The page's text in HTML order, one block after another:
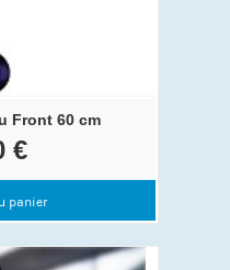
Front 60 cm
€
panier